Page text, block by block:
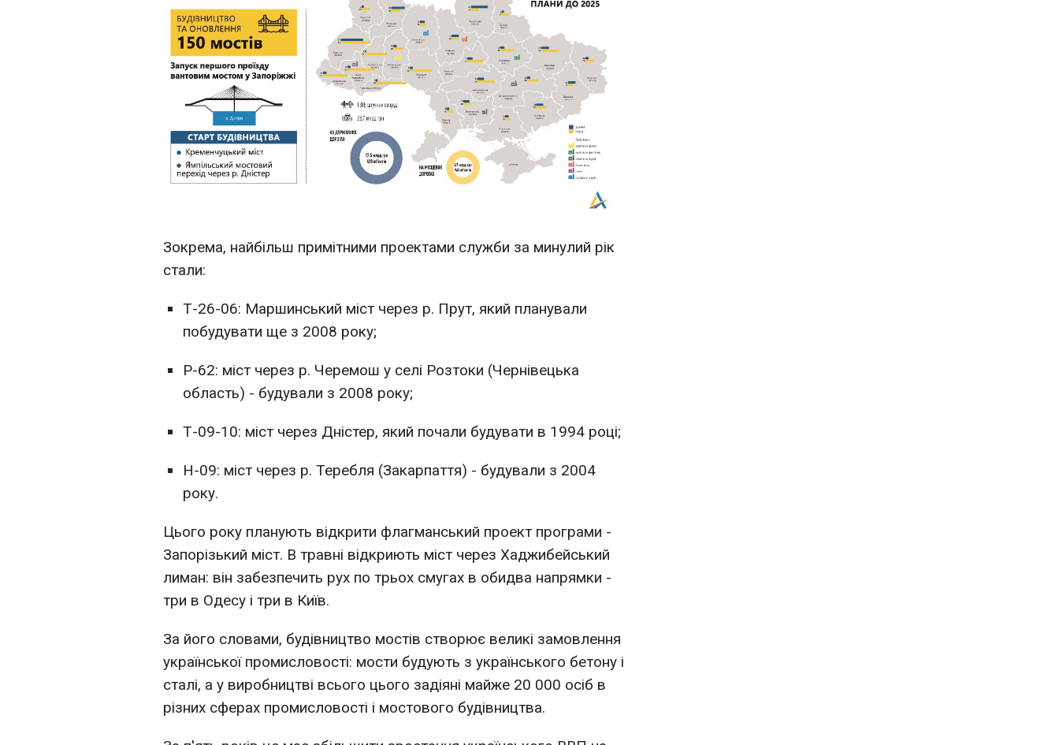
Зокрема, найбільш примітними проектами служби за минулий рік
стали:
Т-26-06: Маршинський міст через р. Прут, який планували
побудувати ще з 2008 року;
Р-62: міст через р. Черемош у селі Розтоки (Чернівецька
область) - будували з 2008 року;
Т-09-10: міст через Дністер, який почали будувати в 1994 році;
Н-09: міст через р. Теребля (Закарпаття) - будували з 2004
року.
Цього року планують відкрити флагманський проект програми -
Запорізький міст. В травні відкриють міст через Хаджибейський
лиман: він забезпечить рух по трьох смугах в обидва напрямки -
три в Одесу і три в Київ.
За його словами, будівництво мостів створює великі замовлення
української промисловості: мости будують з українського бетону і
сталі, а у виробництві всього цього задіяні майже 20 000 осіб в
різних сферах промисловості і мостового будівництва.